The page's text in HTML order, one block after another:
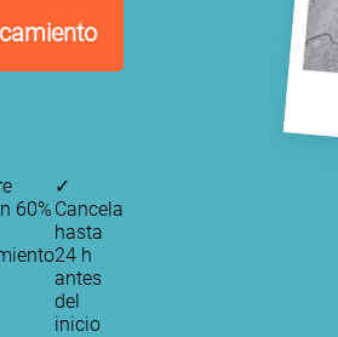
60%
✓
Cancela
hasta
24 h
antes
del
inicio